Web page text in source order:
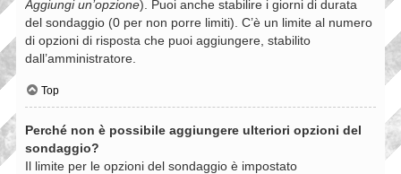
Aggiungi un’opzione). Puoi anche stabilire i giorni di durata
del sondaggio (0 per non porre limiti). C’è un limite al numero
di opzioni di risposta che puoi aggiungere, stabilito
dall’amministratore.
Top
Perché non è possibile aggiungere ulteriori opzioni del
sondaggio?
Il limite per le opzioni del sondaggio è impostato